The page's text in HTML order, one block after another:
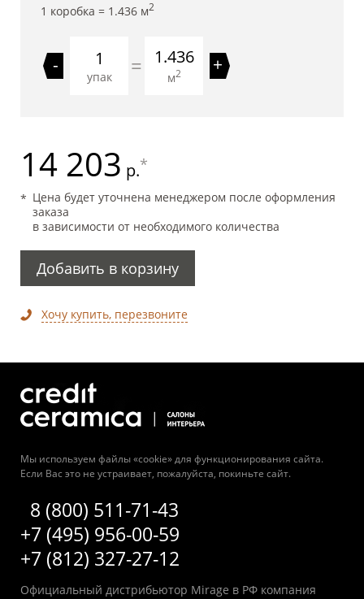
1 коробка = 1.436 м2
-
упак = 1.436
м2 +
14 203 р.*
Цена будет уточнена менеджером после оформления
заказа
в зависимости от необходимого количества
Добавить в корзину
Хочу купить, перезвоните
Мы используем файлы «cookie» для функционирования сайта.
Если Вас это не устраивает, пожалуйста, покиньте сайт.
8 (800) 511-71-43
+7 (495) 956-00-59
+7 (812) 327-27-12
Официальный дистрибьютор Mirage в РФ компания